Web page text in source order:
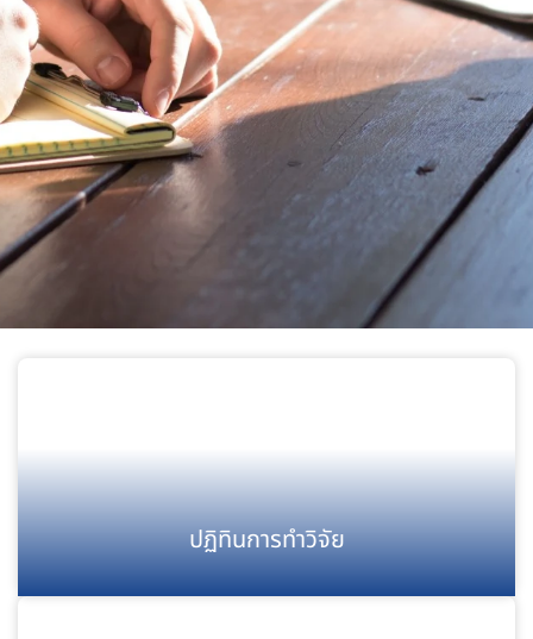
ปฏิทินการทำวิจัย